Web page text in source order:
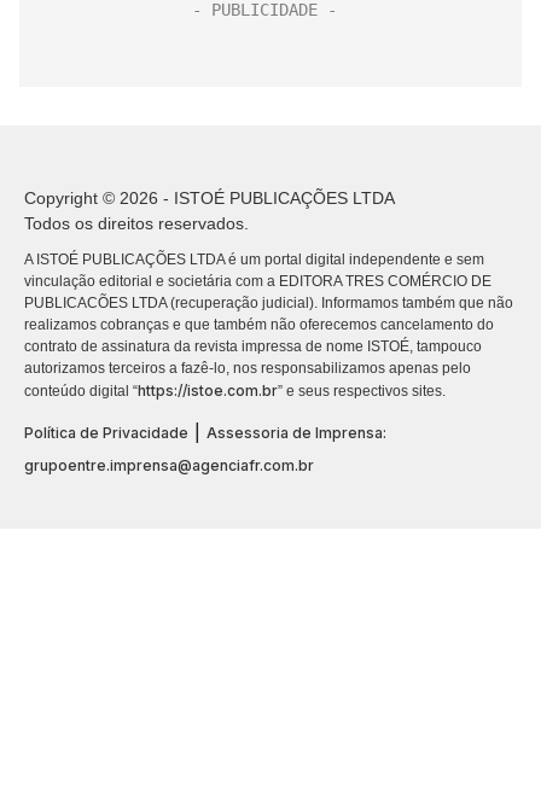
Copyright © 2026 - ISTOÉ PUBLICAÇÕES LTDA
Todos os direitos reservados.
A ISTOÉ PUBLICAÇÕES LTDA é um portal digital independente e sem
vinculação editorial e societária com a EDITORA TRES COMÉRCIO DE
PUBLICACÕES LTDA (recuperação judicial). Informamos também que não
realizamos cobranças e que também não oferecemos cancelamento do
contrato de assinatura da revista impressa de nome ISTOÉ, tampouco
autorizamos terceiros a fazê-lo, nos responsabilizamos apenas pelo
conteúdo digital “https://istoe.com.br” e seus respectivos sites.
Política de Privacidade
Assessoria de Imprensa:
grupoentre.imprensa@agenciafr.com.br